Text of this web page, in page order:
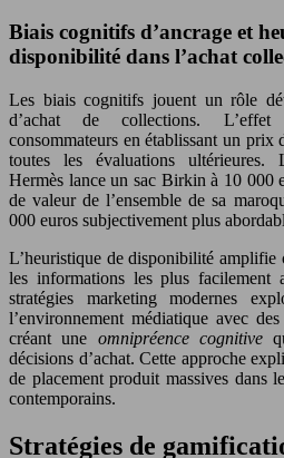
Biais cognitifs d’ancrage et
disponibilité dans l’achat
Les biais cognitifs jouent un rôle
d’achat de collections. L’effet
consommateurs en établissant un
toutes les évaluations ultérieures.
Hermès lance un sac Birkin à 10 000
de valeur de l’ensemble de sa
000 euros subjectivement plus
L’heuristique de disponibilité amplifie
les informations les plus facilement
stratégies marketing modernes
l’environnement médiatique avec
créant une omnipréence cognitive
décisions d’achat. Cette approche
de placement produit massives dans
contemporains.
Stratégies de